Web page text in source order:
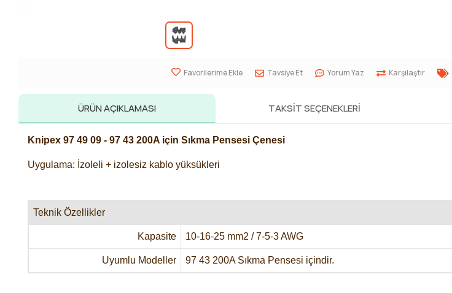
Favorilerime Ekle Tavsiye Et Yorum Yaz Karşılaştır
ÜRÜN AÇIKLAMASI TAKSIT SEÇENEKLERI
Knipex 97 49 09 - 97 43 200A için Sıkma Pensesi Çenesi
Uygulama: İzoleli + izolesiz kablo yüksükleri
Teknik Özellikler
Kapasite 10-16-25 mm2 / 7-5-3 AWG
Uyumlu Modeller 97 43 200A Sıkma Pensesi içindir.